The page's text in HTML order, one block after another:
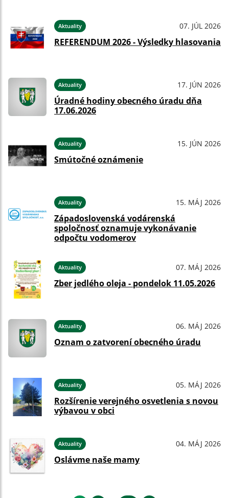
Aktuality 07. JÚL 2026
REFERENDUM 2026 - Výsledky hlasovania
Aktuality 17. JÚN 2026
Úradné hodiny obecného úradu dňa
17.06.2026
Aktuality 15. JÚN 2026
Smútočné oznámenie
Aktuality 15. MÁJ 2026
Západoslovenská vodárenská
spoločnosť oznamuje vykonávanie
odpočtu vodomerov
Aktuality 07. MÁJ 2026
Zber jedlého oleja - pondelok 11.05.2026
Aktuality 06. MÁJ 2026
Oznam o zatvorení obecného úradu
Aktuality 05. MÁJ 2026
Rozšírenie verejného osvetlenia s novou
výbavou v obci
Aktuality 04. MÁJ 2026
Oslávme naše mamy